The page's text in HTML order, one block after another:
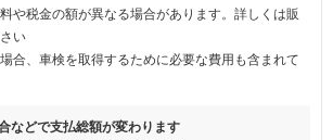
や税金の額が異なる場合があります。詳しくは販
い
合、車検を取得するために必要な費用も含まれて
などで支払総額が変わります